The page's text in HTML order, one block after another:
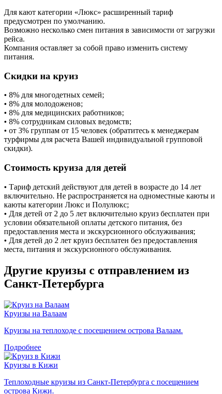
Для кают категории «Люкс» расширенный тариф
предусмотрен по умолчанию.
Возможно несколько смен питания в зависимости от загрузки
рейса.
Компания оставляет за собой право изменить систему
питания.
Скидки на круиз
• 8% для многодетных семей;
• 8% для молодоженов;
• 8% для медицинских работников;
• 8% сотрудникам силовых ведомств;
• от 3% группам от 15 человек (обратитесь к менеджерам
турфирмы для расчета Вашей индивидуальной групповой
скидки).
Стоимость круиза для детей
• Тариф детский действуют для детей в возрасте до 14 лет
включительно. Не распространяется на одноместные каюты и
каюты категории Люкс и Полулюкс;
• Для детей от 2 до 5 лет включительно круиз бесплатен при
условии обязательной оплаты детского питания, без
предоставления места и экскурсионного обслуживания;
• Для детей до 2 лет круиз бесплатен без предоставления
места, питания и экскурсионного обслуживания.
Другие круизы с отправлением из
Санкт-Петербурга
Круизы на Валаам
Круизы на теплоходе с посещением острова Валаам.
Подробнее
Круизы в Кижи
Теплоходные круизы из Санкт-Петербурга с посещением
острова Кижи.